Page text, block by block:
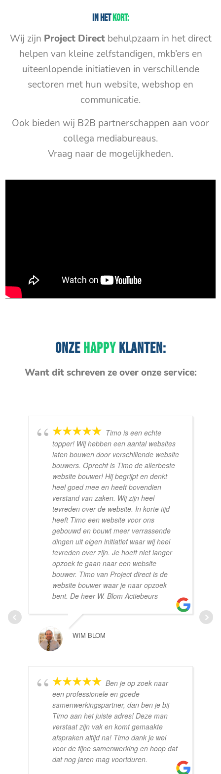
In hetkort:
Wij zijn Project Direct behulpzaam in het direct
helpen van kleine zelfstandigen, mkb’ers en
uiteenlopende initiatieven in verschillende
sectoren met hun website, webshop en
communicatie.
Ook bieden wij B2B partnerschappen aan voor
collega mediabureaus.
Vraag naar de mogelijkheden.
ONZEHAPPYKLANTEN:
Want dit schreven ze over onze service:
Timo is een echte
topper! Wij hebben een aantal websites
laten bouwen door verschillende website
bouwers. Oprecht is Timo de allerbeste
website bouwer! Hij begrijpt en denkt
heel goed mee en heeft bovendien
verstand van zaken. Wij zijn heel
tevreden over de website. In korte tijd
heeft Timo een website voor ons
gebouwd en bouwt meer verrassende
dingen uit eigen initiatief waar wij heel
tevreden over zijn. Je hoeft niet langer
opzoek te gaan naar een website
bouwer. Timo van Project direct is de
website bouwer waar je naar opzoek
bent. De heer W. Blom Actiebeurs
WIM BLOM
Ben je op zoek naar
een professionele en goede
samenwerkingspartner, dan ben je bij
Timo aan het juiste adres! Deze man
verstaat zijn vak en komt gemaakte
afspraken altijd na! Timo dank je wel
voor de fijne samenwerking en hoop dat
dat nog jaren mag voortduren.